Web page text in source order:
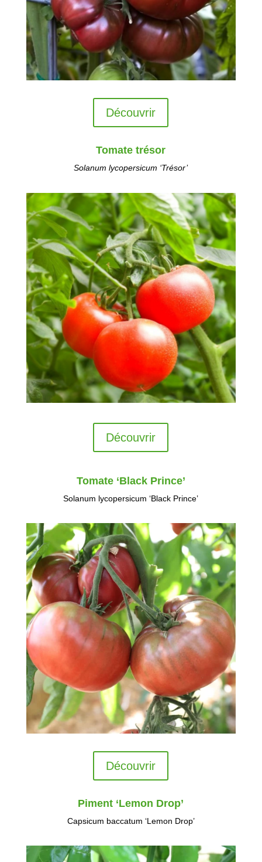
Découvrir
Tomate trésor
Solanum lycopersicum ‘Trésor’
Découvrir
Tomate ‘Black Prince’
Solanum lycopersicum ‘Black Prince’
Découvrir
Piment ‘Lemon Drop’
Capsicum baccatum ‘Lemon Drop’